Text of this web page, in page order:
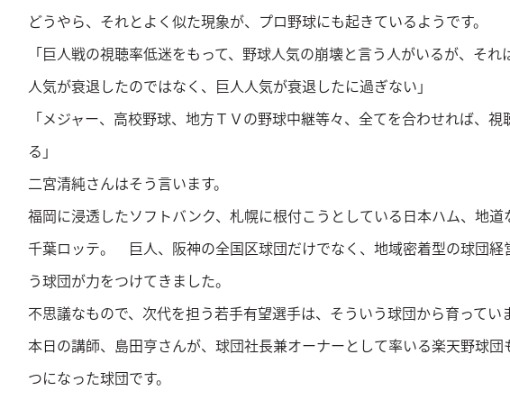
どうやら、それとよく似た現象が、プロ野球にも起きているようです。
「巨人戦の視聴率低迷をもって、野球人気の崩壊と言う人がいるが、そ
人気が衰退したのではなく、巨人人気が衰退したに過ぎない」
「メジャー、高校野球、地方ＴＶの野球中継等々、全てを合わせれば、
る」
二宮清純さんはそう言います。
福岡に浸透したソフトバンク、札幌に根付こうとしている日本ハム、地道
千葉ロッテ。 巨人、阪神の全国区球団だけでなく、地域密着型の球団経
う球団が力をつけてきました。
不思議なもので、次代を担う若手有望選手は、そういう球団から育ってい
本日の講師、島田亨さんが、球団社長兼オーナーとして率いる楽天野球団
つになった球団です。